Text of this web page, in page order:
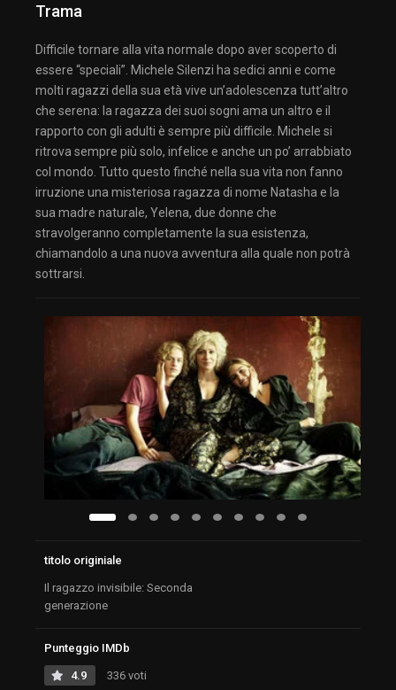
Trama
Difficile tornare alla vita normale dopo aver scoperto di
essere “speciali”. Michele Silenzi ha sedici anni e come
molti ragazzi della sua età vive un’adolescenza tutt’altro
che serena: la ragazza dei suoi sogni ama un altro e il
rapporto con gli adulti è sempre più difficile. Michele si
ritrova sempre più solo, infelice e anche un po’ arrabbiato
col mondo. Tutto questo finché nella sua vita non fanno
irruzione una misteriosa ragazza di nome Natasha e la
sua madre naturale, Yelena, due donne che
stravolgeranno completamente la sua esistenza,
chiamandolo a una nuova avventura alla quale non potrà
sottrarsi.
titolo originiale
Il ragazzo invisibile: Seconda
generazione
Punteggio IMDb
4.9 336 voti